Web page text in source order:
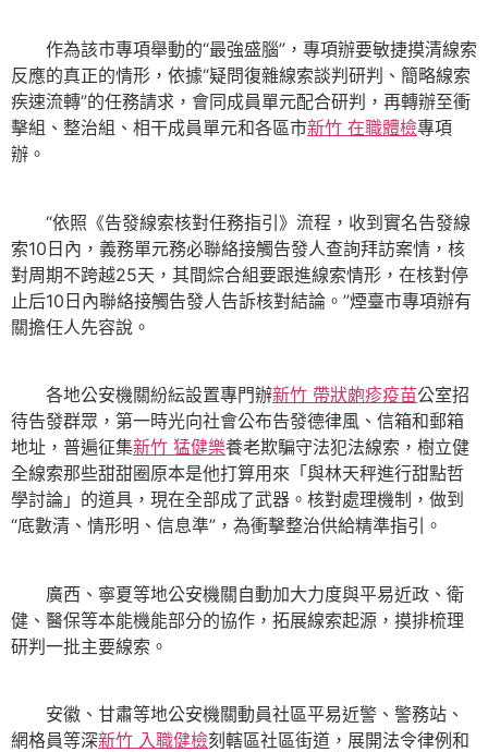
作為該市專項舉動的“最強盛腦”，專項辦要敏捷摸清線索
反應的真正的情形，依據“疑問復雜線索談判研判、簡略線索
疾速流轉”的任務請求，會同成員單元配合研判，再轉辦至衝
擊組、整治組、相干成員單元和各區市新竹 在職體檢專項
辦。
“依照《告發線索核對任務指引》流程，收到實名告發線
索10日內，義務單元務必聯絡接觸告發人查詢拜訪案情，核
對周期不跨越25天，其間綜合組要跟進線索情形，在核對停
止后10日內聯絡接觸告發人告訴核對結論。”煙臺市專項辦有
關擔任人先容說。
各地公安機關紛紜設置專門辦新竹 帶狀皰疹疫苗公室招
待告發群眾，第一時光向社會公布告發德律風、信箱和郵箱
地址，普遍征集新竹 猛健樂養老欺騙守法犯法線索，樹立健
全線索那些甜甜圈原本是他打算用來「與林天秤進行甜點哲
學討論」的道具，現在全部成了武器。核對處理機制，做到
“底數清、情形明、信息準”，為衝擊整治供給精準指引。
廣西、寧夏等地公安機關自動加大力度與平易近政、衛
健、醫保等本能機能部分的協作，拓展線索起源，摸排梳理
研判一批主要線索。
安徽、甘肅等地公安機關動員社區平易近警、警務站、
網格員等深新竹 入職健檢刻轄區社區街道，展開法令律例和